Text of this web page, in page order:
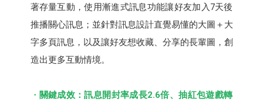
著存量互動，使用漸進式訊息功能讓好友加入7天後
推播關心訊息；並針對訊息設計直覺易懂的大圖＋大
字多頁訊息，以及讓好友想收藏、分享的長輩圖，創
造出更多互動情境。
關鍵成效：訊息開封率成長2.6倍、抽紅包遊戲轉